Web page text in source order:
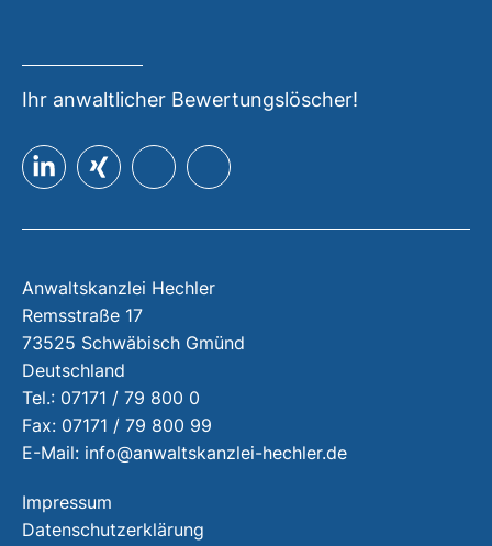
Ihr anwaltlicher Bewertungslöscher!
Anwaltskanzlei Hechler
Remsstraße 17
73525 Schwäbisch Gmünd
Deutschland
Tel.: 07171 / 79 800 0
Fax: 07171 / 79 800 99
E-Mail: info@anwaltskanzlei-hechler.de
Impressum
Datenschutzerklärung